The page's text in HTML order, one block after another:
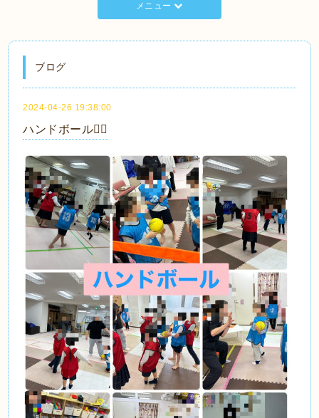
メニュー
ブログ
2024-04-26 19:38:00
ハンドボール🤾‍♂️